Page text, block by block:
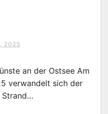
2025
an der Ostsee Am
verwandelt sich der
Strand…